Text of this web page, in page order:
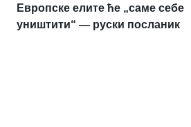
Европске елите ће „саме себе
уништити“ — руски посланик